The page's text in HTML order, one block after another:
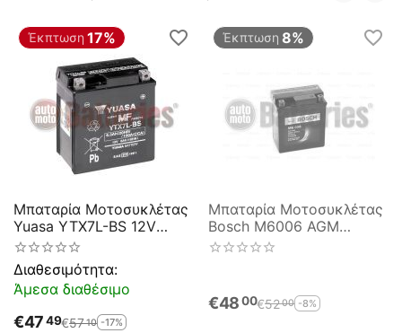
Έκπτωση 17%
Μπαταρία Μοτοσυκλέτας
Yuasa YTX7L-BS 12V
6.3AH 100CCA
Διαθεσιμότητα:
Άμεσα διαθέσιμο
€4749€5710 -17%
Έκπτωση 8%
Μπαταρία Μοτοσυκλέτας
Bosch M6006 AGM
€4800€5200 -8%